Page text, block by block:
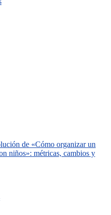
de «Cómo organizar un
niños»: métricas, cambios y